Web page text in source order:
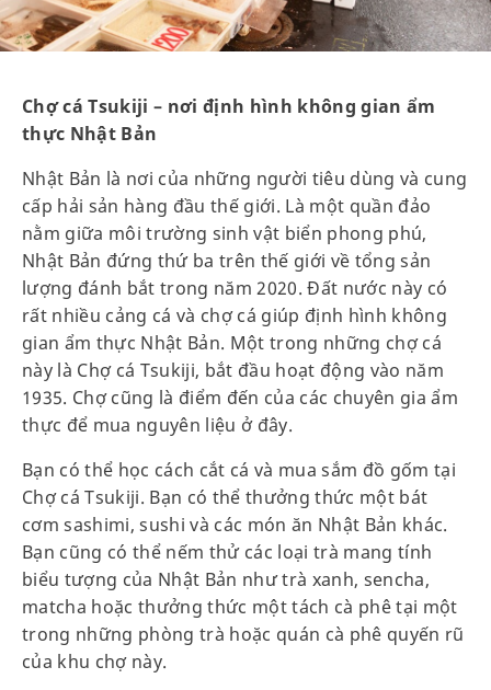
Chợ cá Tsukiji – nơi định hình không gian ẩm
thực Nhật Bản
Nhật Bản là nơi của những người tiêu dùng và cung
cấp hải sản hàng đầu thế giới. Là một quần đảo
nằm giữa môi trường sinh vật biển phong phú,
Nhật Bản đứng thứ ba trên thế giới về tổng sản
lượng đánh bắt trong năm 2020. Đất nước này có
rất nhiều cảng cá và chợ cá giúp định hình không
gian ẩm thực Nhật Bản. Một trong những chợ cá
này là Chợ cá Tsukiji, bắt đầu hoạt động vào năm
1935. Chợ cũng là điểm đến của các chuyên gia ẩm
thực để mua nguyên liệu ở đây.
Bạn có thể học cách cắt cá và mua sắm đồ gốm tại
Chợ cá Tsukiji. Bạn có thể thưởng thức một bát
cơm sashimi, sushi và các món ăn Nhật Bản khác.
Bạn cũng có thể nếm thử các loại trà mang tính
biểu tượng của Nhật Bản như trà xanh, sencha,
matcha hoặc thưởng thức một tách cà phê tại một
trong những phòng trà hoặc quán cà phê quyến rũ
của khu chợ này.